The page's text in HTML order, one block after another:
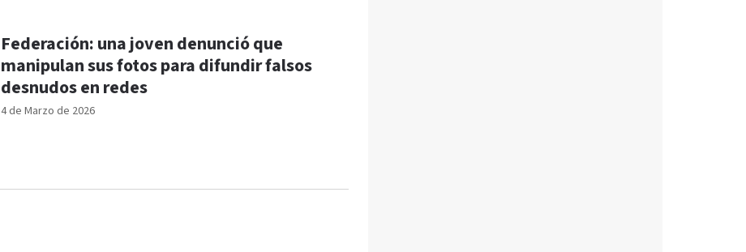
4 de Marzo de 2026
Federación: una joven denunció que
manipulan sus fotos para difundir falsos
desnudos en redes